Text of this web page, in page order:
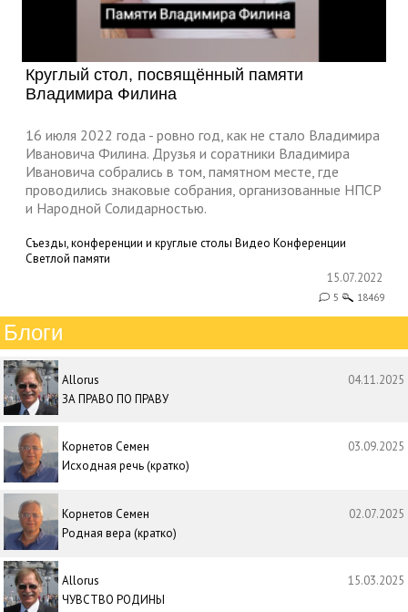
Круглый стол, посвящённый памяти
Владимира Филина
16 июля 2022 года - ровно год, как не стало Владимира
Ивановича Филина. Друзья и соратники Владимира
Ивановича собрались в том, памятном месте, где
проводились знаковые собрания, организованные НПСР
и Народной Солидарностью.
Съезды, конференции и круглые столы Видео Конференции
Светлой памяти
15.07.2022
5 18469
Блоги
Allorus
04.11.2025
ЗА ПРАВО ПО ПРАВУ
Корнетов Семен
03.09.2025
Исходная речь (кратко)
Корнетов Семен
02.07.2025
Родная вера (кратко)
Allorus
15.03.2025
ЧУВСТВО РОДИНЫ